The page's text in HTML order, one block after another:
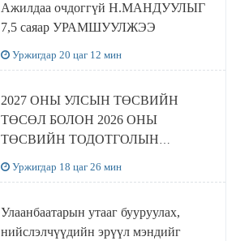
Ажилдаа очдоггүй Н.МАНДУУЛЫГ
7,5 саяар УРАМШУУЛЖЭЭ
Уржигдар 20 цаг 12 мин
2027 ОНЫ УЛСЫН ТӨСВИЙН
ТӨСӨЛ БОЛОН 2026 ОНЫ
ТӨСВИЙН ТОДОТГОЛЫН
Уржигдар 18 цаг 26 мин
Улаанбаатарын утааг бууруулах,
нийслэлчүүдийн эрүүл мэндийг